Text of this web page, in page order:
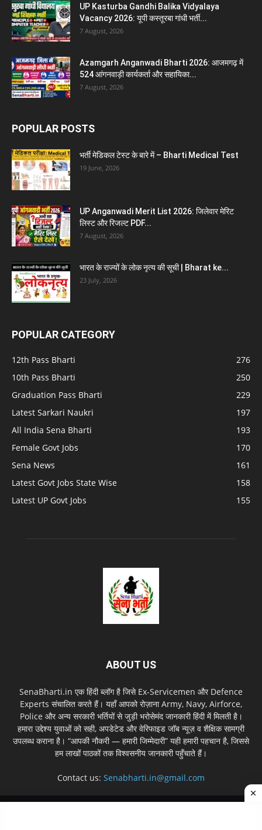
UP Kasturba Gandhi Balika Vidyalaya
Vacancy 2026: यूपी कस्तूरबा गांधी भर्ती...
7 August, 2026
Azamgarh Anganwadi Bharti 2026: आजमगढ़ में
524 आंगनवाड़ी कार्यकर्ता और सहायिका...
7 August, 2026
POPULAR POSTS
भर्ती मेडिकल टेस्ट के बारे में – Bharti Medical Test
19 June, 2026
UP Anganwadi Merit List 2026: जिलेवार मेरिट
लिस्ट और रिजल्ट PDF...
7 August, 2026
भारत के राज्यों के लोक नृत्य की सूची | Bharat ke...
23 July, 2026
POPULAR CATEGORY
12th Pass Bharti
276
10th Pass Bharti
250
Graduation Pass Bharti
229
Latest Sarkari Naukri
197
All India Sena Bharti
193
Female Govt Jobs
170
Sena News
161
Latest Govt Jobs State Wise
158
Latest UP Govt Jobs
155
ABOUT US
SenaBharti.in एक हिंदी ब्लॉग है जिसे Ex‑Servicemen और Defence
Experts संचालित करते हैं। यहाँ आपको रोज़ाना Army, Navy, Airforce,
Police और अन्य सरकारी भर्तियों से जुड़ी भरोसेमंद जानकारी हिंदी में मिलती है।
हमारा उद्देश्य युवाओं को सही, अपडेटेड और वेरिफाइड जॉब न्यूज़ व शैक्षिक सामग्री
उपलब्ध कराना है। “आपकी नौकरी — हमारी जिम्मेदारी” यही हमारी पहचान है, जिससे
हम लाखों पाठकों तक विश्वसनीय जानकारी पहुँचाते हैं।
Contact us: Senabharti.in@gmail.com